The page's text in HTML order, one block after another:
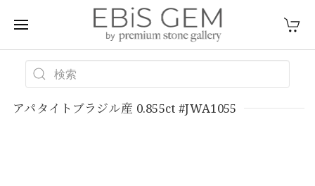
アパタイトブラジル産 0.855ct #JWA1055